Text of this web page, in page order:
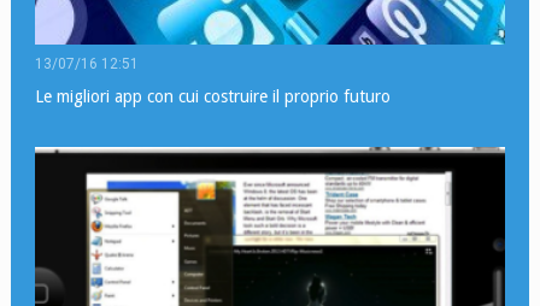
13/07/16 12:51
Le migliori app con cui costruire il proprio futuro